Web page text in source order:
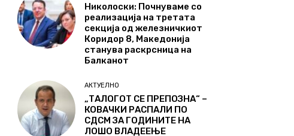
Николоски: Почнуваме со
реализација на третата
секција од железничкиот
Коридор 8, Македонија
станува раскрсница на
Балканот
АКТУЕЛНО
„ТАЛОГОТ СЕ ПРЕПОЗНА“ –
КОВАЧКИ РАСПАЛИ ПО
СДСМ ЗА ГОДИНИТЕ НА
ЛОШО ВЛАДЕЕЊЕ